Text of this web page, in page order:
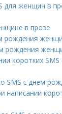
для женщин в
в прозе
рождения
рождения
коротких
SMS с днем